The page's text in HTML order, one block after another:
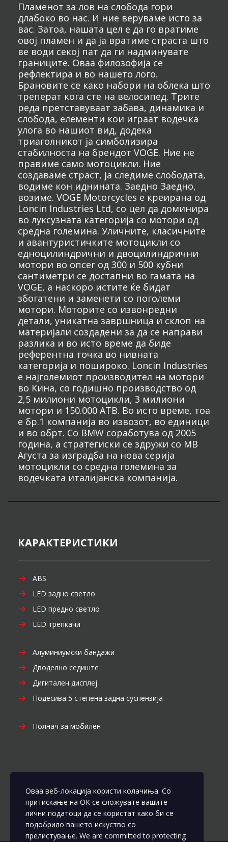
Пламенот за лов на слобода гори
длабоко во нас. И ние веруваме исто за
вас. Затоа, нашата цел е да го вратиме
овој пламен и да ја вратиме страста што
ве води секој пат да ги надминувате
границите. Оваа филозофија се
рефлектира и во нашето лого.
Брановите се како набори на облека што
треперат кога сте на велосипед. Трите
реда претставуваат забава, динамика и
слобода, елементи кои играат водечка
улога во нашиот вид, додека
триаголникот ја симболизира
стабилноста на брендот VOGE. Ние не
правиме само мотоцикли. Ние
создаваме страст, ја следиме слободата,
водиме кон иднината. Заедно Заедно,
возиме. VOGE Motorcycles е креирана од
Loncin Industries Ltd, со цел да доминира
во луксузната категорија со мотори од
средна големина. Уличните, класичните
и авантуристичките мотоцикли со
едноцилиндрични и двоцилиндрични
мотори во опсег од 300 и 500 кубни
сантиметри се достапни во гамата на
VOGE, а наскоро истите ќе бидат
збогатени и заменети со поголеми
мотори. Моторите со извонредни
детали, уникатна завршница и склоп на
материјали создадени за да се направи
разлика и во исто време да биде
референтна точка во нивната
категорија и пошироко. Loncin Industries
е најголемиот производител на мотори
во Кина, со годишно производство од
2,5 милиони мотоцикли, 3 милиони
мотори и 150.000 АТВ. Во исто време, тоа
е бр.1 компанија во извозот, во единици
и во обрт. Со BMW соработува од 2005
година, а стратегиски се здружи со МВ
Агуста за изградба на нова серија
мотоцикли со средна големина за
водечката италијанска компанија.
КАРАКТЕРИСТИКИ
ABS
LED задно светло
LED предно светло
LED трепкачи
Алуминиумски бандажи
Дводелно седиште
Дигитален дисплеј
Подесива 5 степена задна суспензија
Полнач за мобилен
Оваа веб-локација користи колачиња. Со
притискање на ОК се сложувате вашите
лични податоци да се користат како би се
подобрило вашето искуство со
прелистување. We are committed to protecting